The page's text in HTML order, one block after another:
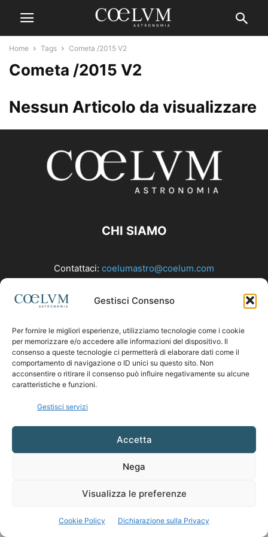
Gestisci Consenso
Per fornire le migliori esperienze, utilizziamo tecnologie come i cookie
per memorizzare e/o accedere alle informazioni del dispositivo. Il
consenso a queste tecnologie ci permetterà di elaborare dati come il
comportamento di navigazione o ID unici su questo sito. Non
acconsentire o ritirare il consenso può influire negativamente su alcune
caratteristiche e funzioni.
Gestisci servizi
Accetta
Nega
Visualizza le preferenze
Cookie Policy Dichiarazione sulla Privacy
Home Tags Cometa /2015 V2
Cometa /2015 V2
Nessun Articolo da visualizzare
CHI SIAMO
Contattaci: coelumastro@coelum.com
SEGUICI